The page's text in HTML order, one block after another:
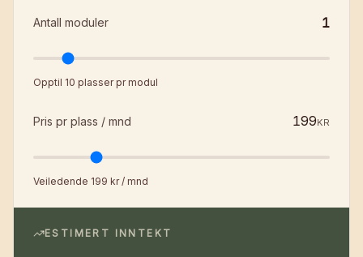
Antall moduler 1
Opptil 10 plasser pr modul
Pris pr plass / mnd KR
Veiledende 199 kr / mnd
ESTIMERT INNTEKT